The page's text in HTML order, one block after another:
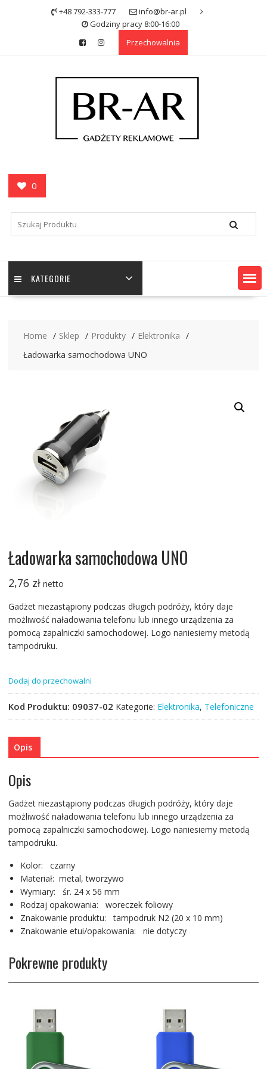
+48 792-333-777
info@br-ar.pl
Godziny pracy 8:00-16:00
Przechowalnia
0
KATEGORIE
Home Sklep Produkty
Elektronika
Ładowarka samochodowa UNO
Ładowarka samochodowa UNO
2,76 zł netto
Gadżet niezastąpiony podczas długich podróży, który daje
możliwość naładowania telefonu lub innego urządzenia za
pomocą zapalniczki samochodowej. Logo naniesiemy metodą
tampodruku.
Dodaj do przechowalni
Kod Produktu: 09037-02 Kategorie: Elektronika, Telefoniczne
Opis
Opis
Gadżet niezastąpiony podczas długich podróży, który daje
możliwość naładowania telefonu lub innego urządzenia za
pomocą zapalniczki samochodowej. Logo naniesiemy metodą
tampodruku.
Kolor: czarny
Materiał: metal, tworzywo
Wymiary: śr. 24 x 56 mm
Rodzaj opakowania: woreczek foliowy
Znakowanie produktu: tampodruk N2 (20 x 10 mm)
Znakowanie etui/opakowania: nie dotyczy
Pokrewne produkty